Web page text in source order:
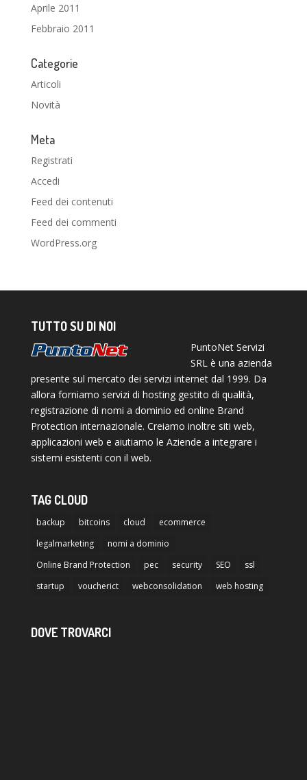
Aprile 2011
Febbraio 2011
Categorie
Articoli
Novità
Meta
Registrati
Accedi
Feed dei contenuti
Feed dei commenti
WordPress.org
TUTTO SU DI NOI
PuntoNet Servizi
SRL è una azienda
presente sul mercato dei servizi internet dal 1999. Da
allora forniamo servizi di hosting gestito di qualità,
registrazione di nomi a dominio ed online Brand
Protection internazionale. Creiamo inoltre siti web,
applicazioni web e aiutiamo le Aziende a integrare i
sistemi esistenti con il web.
TAG CLOUD
backup bitcoins cloud
ecommerce
legalmarketing
nomi a dominio
Online Brand Protection
pec security SEO
ssl
startup
voucherict webconsolidation web hosting
DOVE TROVARCI